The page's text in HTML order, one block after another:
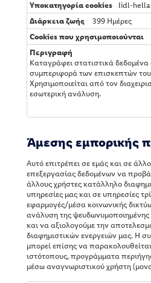
lidl-
399 Ημέρες
Καταγράφει στατιστικά δεδομένα
συμπεριφορά των επισκεπτών
Χρησιμοποιείται από τον
εσωτερική ανάλυση.
Άμεσης εμπορικής
Αυτό επιτρέπει σε εμάς και σε
επεξεργασίας δεδομένων να
άλλους χρήστες κατάλληλο
υπηρεσίες μας και σε υπηρεσίες
εφαρμογές/μέσα κοινωνικής
ανάλυση της
και να αξιολογούμε την
διαφημιστικών ενεργειών μας. Η
μπορεί επίσης να
ιστότοπους, προγράμματα
μέσω αναγνωριστικού χρήστη